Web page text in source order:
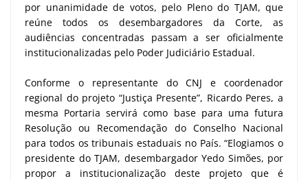
por unanimidade de votos, pelo Pleno do TJAM, que
reúne todos os desembargadores da Corte, as
audiências concentradas passam a ser oficialmente
institucionalizadas pelo Poder Judiciário Estadual.
Conforme o representante do CNJ e coordenador
regional do projeto “Justiça Presente”, Ricardo Peres, a
mesma Portaria servirá como base para uma futura
Resolução ou Recomendação do Conselho Nacional
para todos os tribunais estaduais no País. “Elogiamos o
presidente do TJAM, desembargador Yedo Simões, por
propor a institucionalização deste projeto que é